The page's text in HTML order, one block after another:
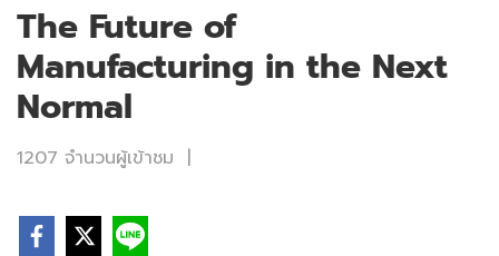
The Future of
Manufacturing in the Next
Normal
1207 จำนวนผู้เข้าชม |